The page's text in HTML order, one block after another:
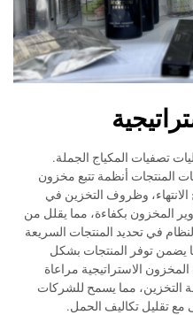
تصفيات المكياج الجملة.
المنتجات أنظمة تتبع مخزون
وظروف التخزين في
المخزون بكفاءة، مما يقلل من
في تحديد المنتجات السريعة
يضمن توفر المنتجات بشكل
الاستراتيجية مراعاة
التخزين، مما يسمح للشركات
مع تقليل تكاليف الحمل.